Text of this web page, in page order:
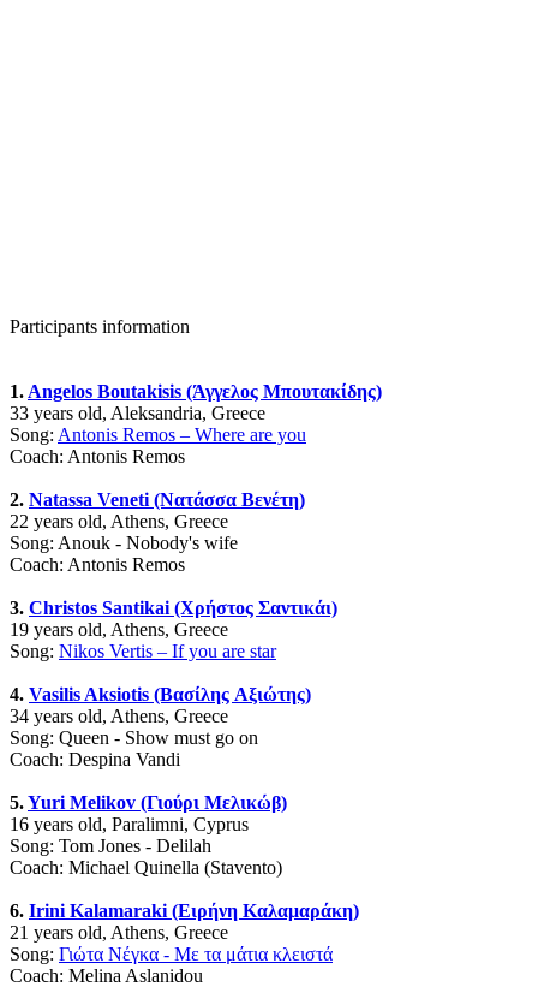
Participants information
1. Angelos Boutakisis (Άγγελος Μπουτακίδης)
33 years old, Aleksandria, Greece
Song: Antonis Remos – Where are you
Coach: Antonis Remos
2. Natassa Veneti (Νατάσσα Βενέτη)
22 years old, Athens, Greece
Song: Anouk - Nobody's wife
Coach: Antonis Remos
3. Christos Santikai (Χρήστος Σαντικάι)
19 years old, Athens, Greece
Song: Nikos Vertis – If you are star
4. Vasilis Aksiotis (Βασίλης Aξιώτης)
34 years old, Athens, Greece
Song: Queen - Show must go on
Coach: Despina Vandi
5.Yuri Melikov (Γιούρι Μελικώβ)
16 years old, Paralimni, Cyprus
Song: Tom Jones - Delilah
Coach: Michael Quinella (Stavento)
6. Irini Kalamaraki (Ειρήνη Καλαμαράκη)
21 years old, Athens, Greece
Song: Γιώτα Νέγκα - Με τα μάτια κλειστά
Coach: Melina Aslanidou